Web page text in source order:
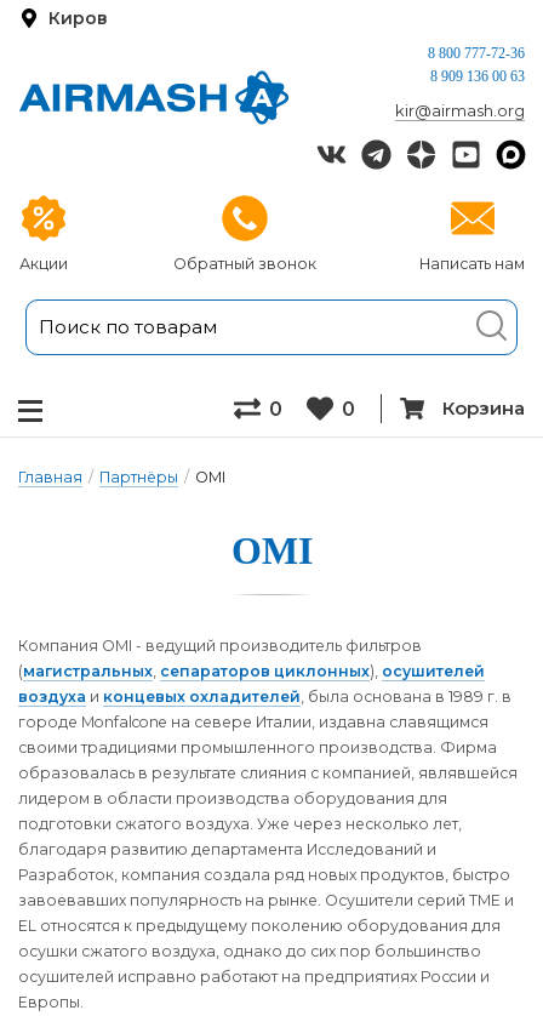
Киров
Акции Обратный звонок Написать нам
8 800 777-72-36
8 909 136 00 63
kir@airmash.org
0 0 Корзина
Главная / Партнёры / OMI
OMI
Компания OMI - ведущий производитель фильтров
(магистральных, сепараторов циклонных), осушителей
воздуха и концевых охладителей, была основана в 1989 г. в
городе Monfalcone на севере Италии, издавна славящимся
своими традициями промышленного производства. Фирма
образовалась в результате слияния с компанией, являвшейся
лидером в области производства оборудования для
подготовки сжатого воздуха. Уже через несколько лет,
благодаря развитию департамента Исследований и
Разработок, компания создала ряд новых продуктов, быстро
завоевавших популярность на рынке. Осушители серий TME и
EL относятся к предыдущему поколению оборудования для
осушки сжатого воздуха, однако до сих пор большинство
осушителей исправно работают на предприятиях Росcии и
Европы.